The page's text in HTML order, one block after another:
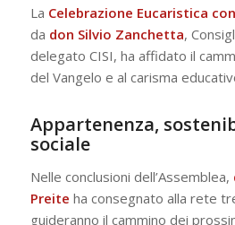
La Celebrazione Eucaristica
da don Silvio Zanchetta,
delegato CISI, ha affidato il
del Vangelo e al carisma
Appartenenza,
sociale
Nelle conclusioni dell’Assemblea,
Preite ha consegnato alla rete
guideranno il cammino dei